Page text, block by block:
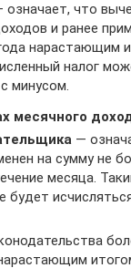
означает, что
и ранее
нарастающим
налог
минусом.
месячного
—
на сумму не
месяца.
будет